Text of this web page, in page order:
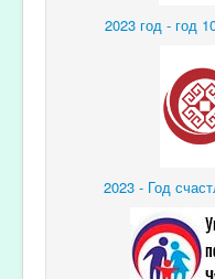
2023 год - год
2023 - Год